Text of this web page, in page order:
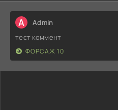
A Admin
тест коммент
ФОРСАЖ 10